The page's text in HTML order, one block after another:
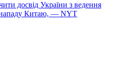
досвід України з ведення
нападу Китаю, — NYT